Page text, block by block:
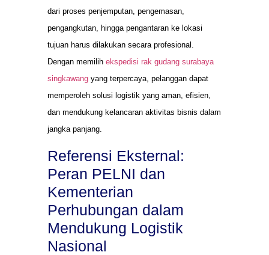
dari proses penjemputan, pengemasan,
pengangkutan, hingga pengantaran ke lokasi
tujuan harus dilakukan secara profesional.
Dengan memilih ekspedisi rak gudang surabaya
singkawang yang terpercaya, pelanggan dapat
memperoleh solusi logistik yang aman, efisien,
dan mendukung kelancaran aktivitas bisnis dalam
jangka panjang.
Referensi Eksternal:
Peran PELNI dan
Kementerian
Perhubungan dalam
Mendukung Logistik
Nasional